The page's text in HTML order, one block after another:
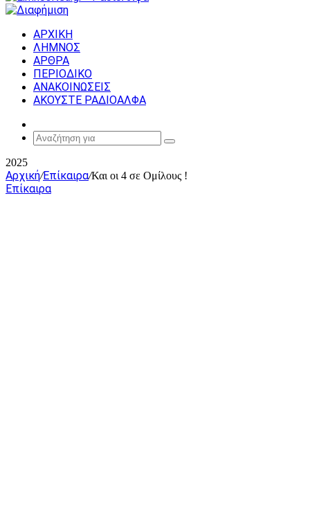
ΑΡΧΙΚΗ
ΛΗΜΝΟΣ
ΑΡΘΡΑ
ΠΕΡΙΟΔΙΚΟ
ΑΝΑΚΟΙΝΩΣΕΙΣ
ΑΚΟΥΣΤΕ ΡΑΔΙΟΑΛΦΑ
Article
Αναζήτηση
2025
Αρχική/Επίκαιρα/Και οι 4 σε Ομίλους !
Επίκαιρα